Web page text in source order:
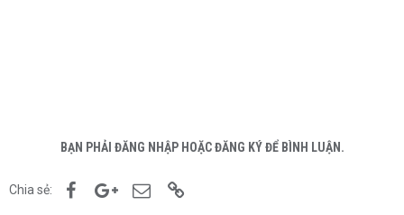
BẠN PHẢI ĐĂNG NHẬP HOẶC ĐĂNG KÝ ĐỂ BÌNH LUẬN.
Chia sẻ: FacebookGoogle+Email